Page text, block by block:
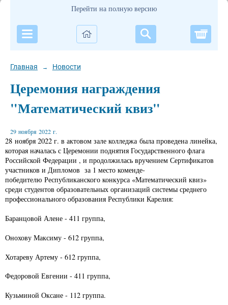
Перейти на полную версию
Главная → Новости
Церемония награждения
"Математический квиз"
29 ноября 2022 г.
28 ноября 2022 г. в актовом зале колледжа была проведена линейка,
которая началась с Церемонии поднятия Государственного флага
Российской Федерации , и продолжилась вручением Сертификатов
участников и Дипломов за 1 место коменде-
победителю Республиканского конкурса «Математический квиз»
среди студентов образовательных организаций системы среднего
профессионального образования Республики Карелия:
Баранцовой Алене - 411 группа,
Онохову Максиму - 612 группа,
Хотареву Артему - 612 группа,
Федоровой Евгении - 411 группа,
Кузьминой Оксане - 112 группа.